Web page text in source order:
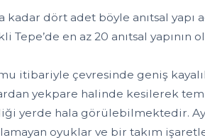
kadar dört adet böyle anıtsal yapı
Tepe’de en az 20 anıtsal yapının
itibariyle çevresinde geniş
yekpare halinde kesilerek
yerde hala görülebilmektedir.
oyuklar ve bir takım